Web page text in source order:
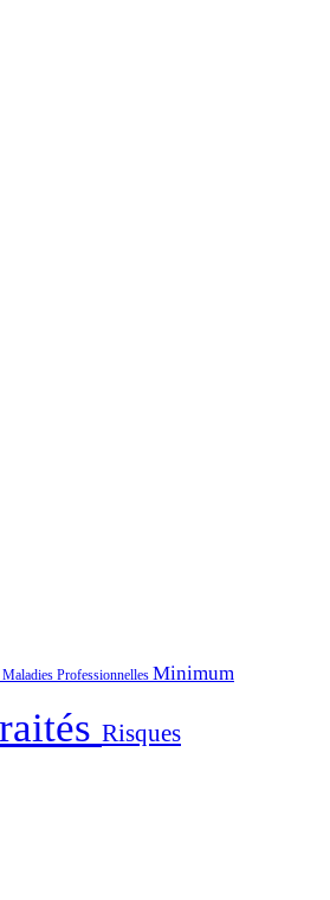
Maladies Professionnelles Minimum
Risques